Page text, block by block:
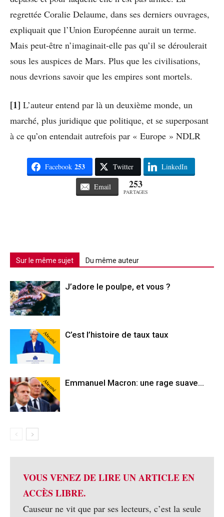
regrettée Coralie Delaume, dans ses derniers ouvrages,
expliquait que l’Union Européenne aurait un terme.
Mais peut-être n’imaginait-elle pas qu’il se déroulerait
sous les auspices de Mars. Plus que les civilisations,
nous devrions savoir que les empires sont mortels.
[1] L’auteur entend par là un deuxième monde, un
marché, plus juridique que politique, et se superposant
à ce qu’on entendait autrefois par « Europe » NDLR
Facebook 253 Twitter LinkedIn
Email 253
PARTAGES
Sur le même sujet Du même auteur
J’adore le poulpe, et vous ?
Abonné C’est l’histoire de taux taux
Abonné Emmanuel Macron: une rage suave…
VOUS VENEZ DE LIRE UN ARTICLE EN
ACCÈS LIBRE.
Causeur ne vit que par ses lecteurs, c’est la seule